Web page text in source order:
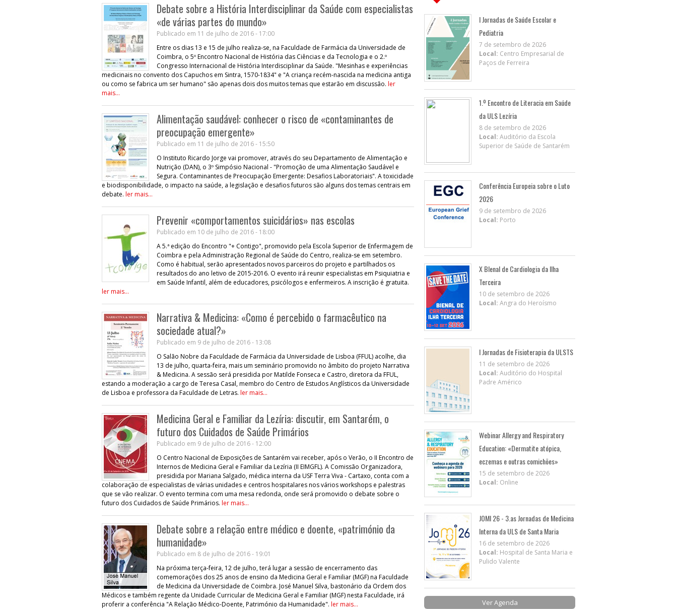
Debate sobre a História Interdisciplinar da Saúde com especialistas
«de várias partes do mundo»
Publicado em 11 de julho de 2016 - 17:00
Entre os dias 13 e 15 de julho realiza-se, na Faculdade de Farmácia da Universidade de
Coimbra, o 5º Encontro Nacional de História das Ciências e da Tecnologia e o 2.º
Congresso Internacional de História Interdisciplinar da Saúde. "Mesinhas e experiências
medicinais no convento dos Capuchos em Sintra, 1570-1834" e "A criança recém-nascida na medicina antiga
ou como se fabrica um ser humano" são apenas dois dos muitos temas que estarão em discussão. ler
mais...
Alimentação saudável: conhecer o risco de «contaminantes de
preocupação emergente»
Publicado em 11 de julho de 2016 - 15:50
O Instituto Ricardo Jorge vai promover, através do seu Departamento de Alimentação e
Nutrição (DAN), o 3º Simpósio Nacional - "Promoção de uma Alimentação Saudável e
Segura. Contaminantes de Preocupação Emergente: Desafios Laboratoriais". A toxicidade
e biodisponibilidade, o impacto na saúde, a legislação e desafios futuros são alguns dos temas centrais em
debate. ler mais...
Prevenir «comportamentos suicidários» nas escolas
Publicado em 10 de julho de 2016 - 18:00
A 5.ª edição do Encontro "+ Contigo", promovido pela Escola Superior de Enfermagem de
Coimbra e pela Administração Regional de Saúde do Centro, realiza-se em setembro.
Como é habitual, serão apresentados novos parceiros do projeto e partilhados os
resultados do ano letivo de 2015-2016. O evento irá reunir especialistas em Psiquiatria e
em Saúde Infantil, além de educadores, psicólogos e enfermeiros. A inscrição é gratuita.
ler mais...
Narrativa & Medicina: «Como é percebido o farmacêutico na
sociedade atual?»
Publicado em 9 de julho de 2016 - 13:08
O Salão Nobre da Faculdade de Farmácia da Universidade de Lisboa (FFUL) acolhe, dia
13 de julho, quarta-feira, mais um seminário promovido no âmbito do projeto Narrativa
& Medicina. A sessão será presidida por Matilde Fonseca e Castro, diretora da FFUL,
estando a moderação a cargo de Teresa Casal, membro do Centro de Estudos Anglísticos da Universidade
de Lisboa e professora da Faculdade de Letras. ler mais...
Medicina Geral e Familiar da Lezíria: discutir, em Santarém, o
futuro dos Cuidados de Saúde Primários
Publicado em 9 de julho de 2016 - 12:00
O Centro Nacional de Exposições de Santarém vai receber, após o Verão, o II Encontro de
Internos de Medicina Geral e Familiar da Lezíria (II EIMGFL). A Comissão Organizadora,
presidida por Mariana Salgado, médica interna da USF Terra Viva - Cartaxo, conta com a
colaboração de especialistas de várias unidades e centros hospitalares nos vários workshops e palestras
que se vão realizar. O evento termina com uma mesa redonda, onde será promovido o debate sobre o
futuro dos Cuidados de Saúde Primários. ler mais...
Debate sobre a relação entre médico e doente, «património da
humanidade»
Publicado em 8 de julho de 2016 - 19:01
Na próxima terça-feira, 12 de julho, terá lugar a sessão de encerramento das
comemorações dos 25 anos de ensino da Medicina Geral e Familiar (MGF) na Faculdade
de Medicina da Universidade de Coimbra. José Manuel Silva, bastonário da Ordem dos
Médicos e também regente da Unidade Curricular de Medicina Geral e Familiar (MGF) nesta Faculdade, irá
proferir a conferência "A Relação Médico-Doente, Património da Humanidade". ler mais...
I Jornadas de Saúde Escolar e
Pediatria
7 de setembro de 2026
Local: Centro Empresarial de
Paços de Ferreira
1.º Encontro de Literacia em Saúde
da ULS Lezíria
8 de setembro de 2026
Local: Auditório da Escola
Superior de Saúde de Santarém
Conferência Europeia sobre o Luto
2026
9 de setembro de 2026
Local: Porto
X BIenal de Cardiologia da Ilha
Terceira
10 de setembro de 2026
Local: Angra do Heroísmo
I Jornadas de Fisioterapia da ULSTS
11 de setembro de 2026
Local: Auditório do Hospital
Padre Américo
Webinar Allergy and Respiratory
Education: «Dermatite atópica,
eczemas e outras comichões»
15 de setembro de 2026
Local: Online
JOMI 26 - 3.as Jornadas de Medicina
Interna da ULS de Santa Maria
16 de setembro de 2026
Local: Hospital de Santa Maria e
Pulido Valente
Ver Agenda